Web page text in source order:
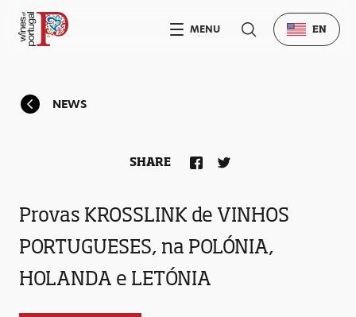
NEWS
Provas KROSSLINK de VINHOS
PORTUGUESES, na POLÓNIA,
HOLANDA e LETÓNIA
SHARE
MENU EN